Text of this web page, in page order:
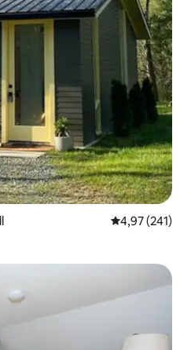
Gemiddelde
4,97 (241)